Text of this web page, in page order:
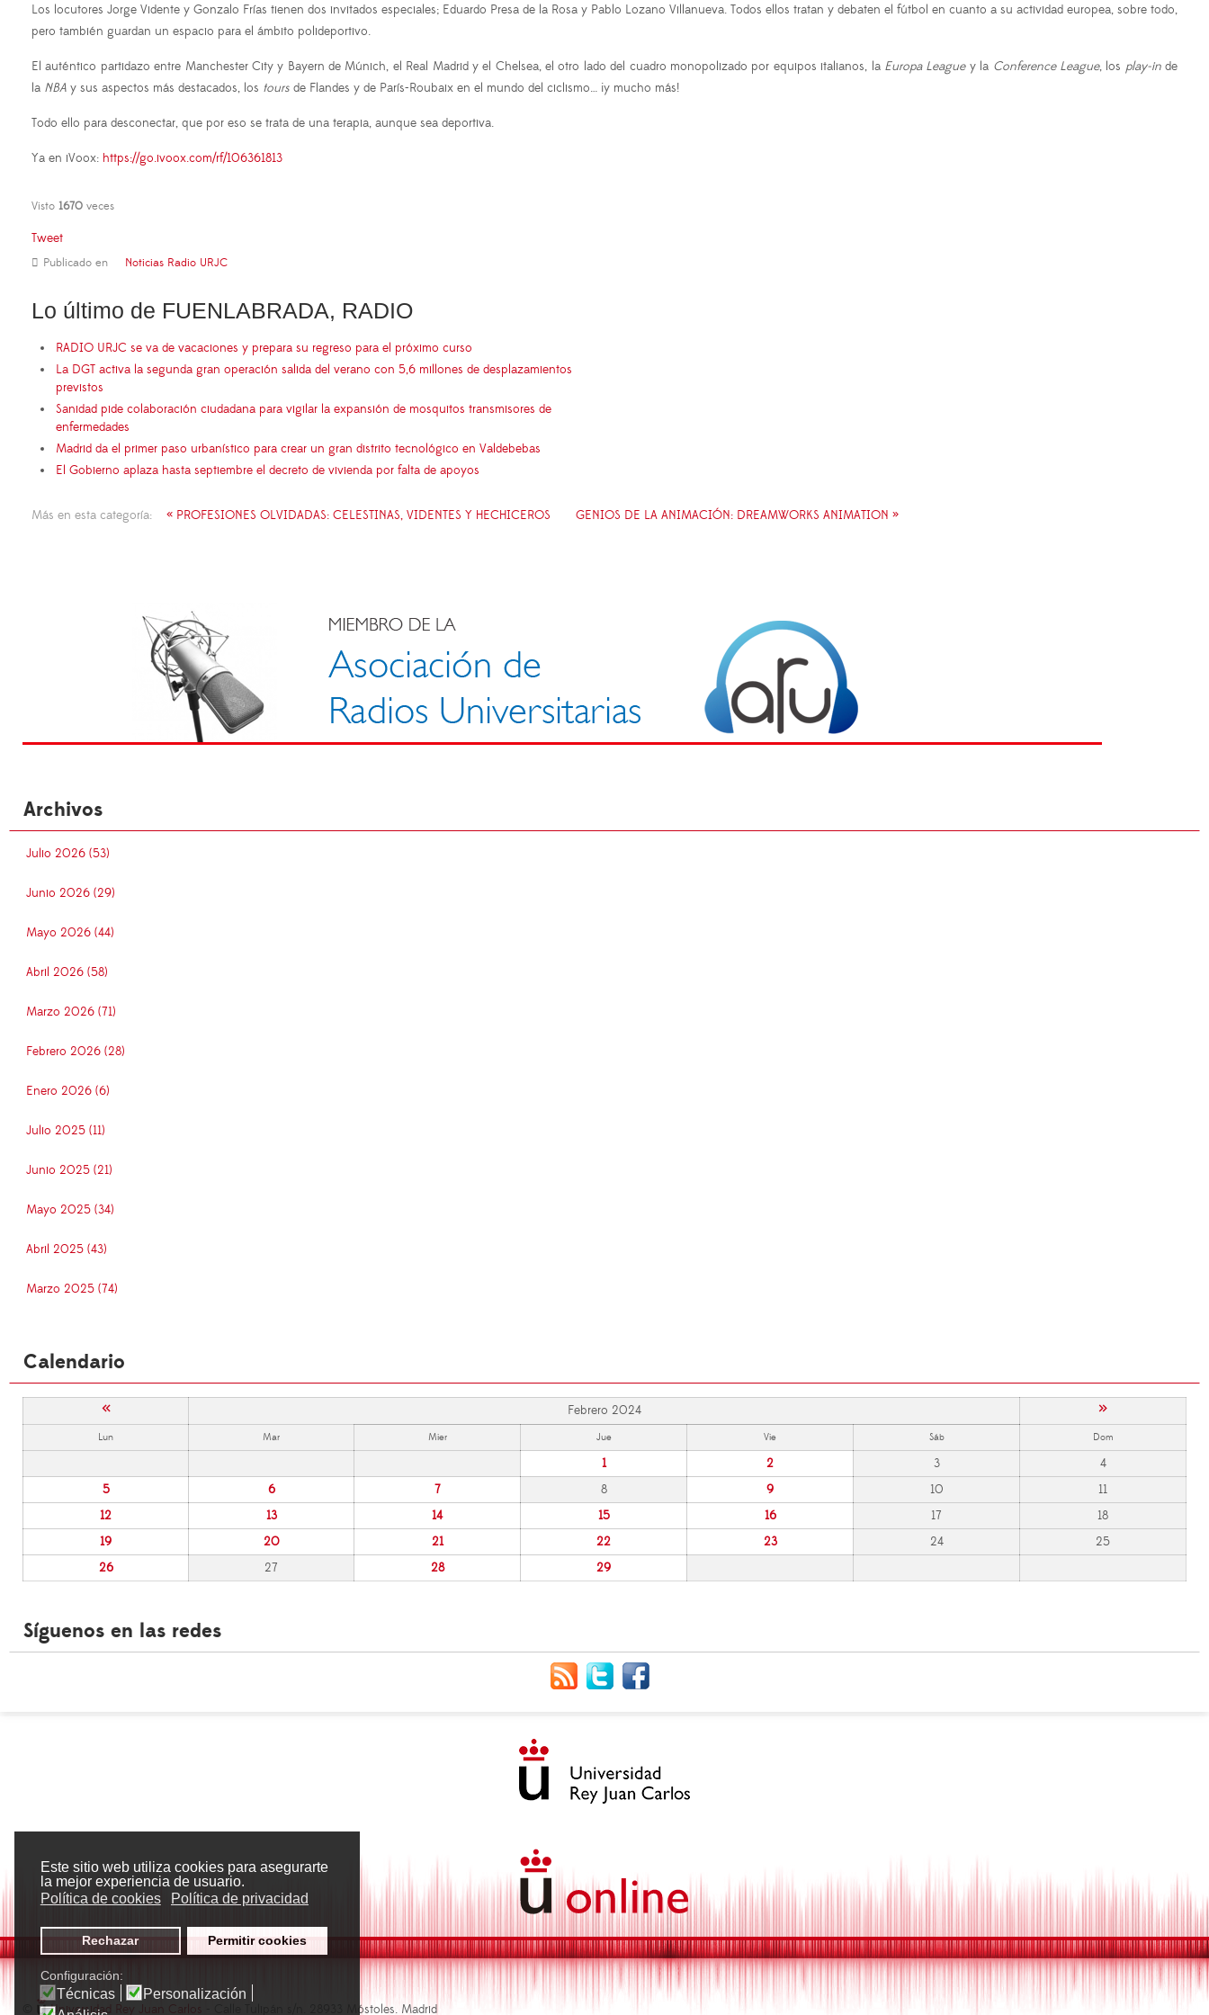
Este sitio web utiliza cookies para asegurarte
la mejor experiencia de usuario.
Política de cookies
Política de privacidad
Rechazar Permitir cookies
Configuración:
Técnicas
Personalización
Los locutores Jorge Vidente y Gonzalo Frías tienen dos invitados especiales; Eduardo Presa de la Rosa y Pablo Lozano Villanueva. Todos ellos tratan y debaten el fútbol en cuanto a su actividad europea, sobre todo,
pero también guardan un espacio para el ámbito polideportivo.
El auténtico partidazo entre Manchester City y Bayern de Múnich, el Real Madrid y el Chelsea, el otro lado del cuadro monopolizado por equipos italianos, la Europa Leaguey la Conference League, los play-inde
la NBA y sus aspectos más destacados, los tours de Flandes y de París-Roubaix en el mundo del ciclismo… ¡y mucho más!
Todo ello para desconectar, que por eso se trata de una terapia, aunque sea deportiva.
Ya en iVoox: https://go.ivoox.com/rf/106361813
Visto 1670 veces
Tweet
Publicado en Noticias Radio URJC
Lo último de FUENLABRADA, RADIO
RADIO URJC se va de vacaciones y prepara su regreso para el próximo curso
La DGT activa la segunda gran operación salida del verano con 5,6 millones de desplazamientos
previstos
Sanidad pide colaboración ciudadana para vigilar la expansión de mosquitos transmisores de
enfermedades
Madrid da el primer paso urbanístico para crear un gran distrito tecnológico en Valdebebas
El Gobierno aplaza hasta septiembre el decreto de vivienda por falta de apoyos
Más en esta categoría: « PROFESIONES OLVIDADAS: CELESTINAS, VIDENTES Y HECHICEROS GENIOS DE LA ANIMACIÓN: DREAMWORKS ANIMATION »
Archivos
Julio 2026 (53)
Junio 2026 (29)
Mayo 2026 (44)
Abril 2026 (58)
Marzo 2026 (71)
Febrero 2026 (28)
Enero 2026 (6)
Julio 2025 (11)
Junio 2025 (21)
Mayo 2025 (34)
Abril 2025 (43)
Marzo 2025 (74)
Calendario
« Febrero 2024 »
Lun Mar Mier Jue Vie Sáb Dom
1 2 3
4
5
6 7 8 9 10
11
12
13 14 15 16 17
18
19
20 21 22 23 24
25
26
27 28 29
Síguenos en las redes
Universidad Rey Juan Carlos - Calle Tulipán s/n. 28933 Móstoles. Madrid